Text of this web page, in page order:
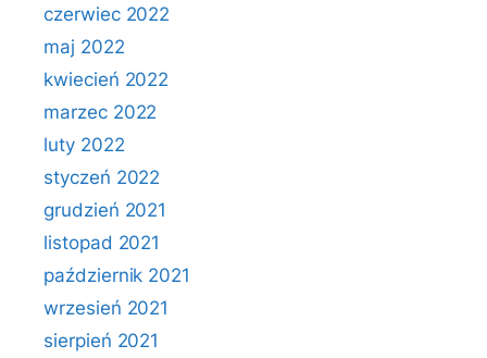
czerwiec 2022
maj 2022
kwiecień 2022
marzec 2022
luty 2022
styczeń 2022
grudzień 2021
listopad 2021
październik 2021
wrzesień 2021
sierpień 2021